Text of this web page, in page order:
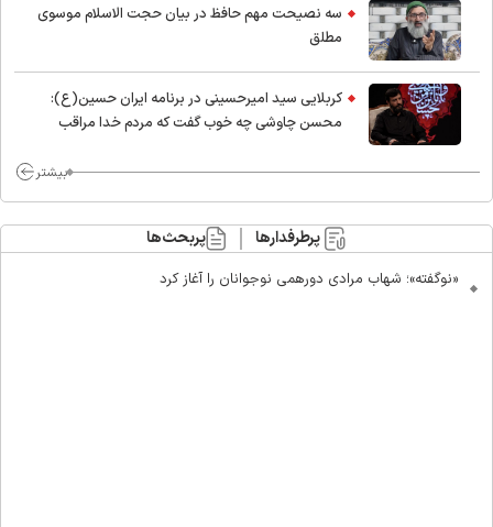
سه نصیحت مهم حافظ در بیان حجت الاسلام موسوی
مطلق
کربلایی سید امیر‌حسینی در برنامه ایران حسین(ع):
محسن چاوشی چه خوب گفت که مردم خدا مراقب
بیشتر
پرطرفدارها پربحث‌ها
«نوگفته»؛ شهاب مرادی دورهمی نوجوانان را آغاز کرد